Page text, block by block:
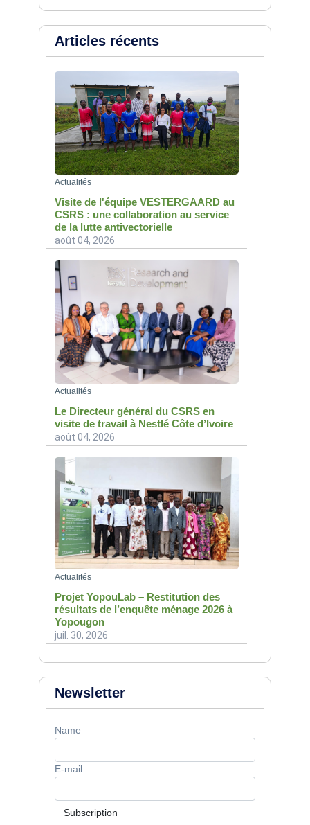
Articles récents
Actualités
Visite de l'équipe VESTERGAARD au
CSRS : une collaboration au service
de la lutte antivectorielle
août 04, 2026
Actualités
Le Directeur général du CSRS en
visite de travail à Nestlé Côte d’Ivoire
août 04, 2026
Actualités
Projet YopouLab – Restitution des
résultats de l’enquête ménage 2026 à
Yopougon
juil. 30, 2026
Newsletter
Name
E-mail
Subscription